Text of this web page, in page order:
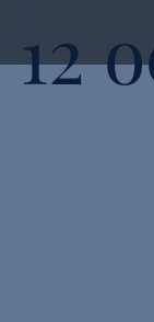
12